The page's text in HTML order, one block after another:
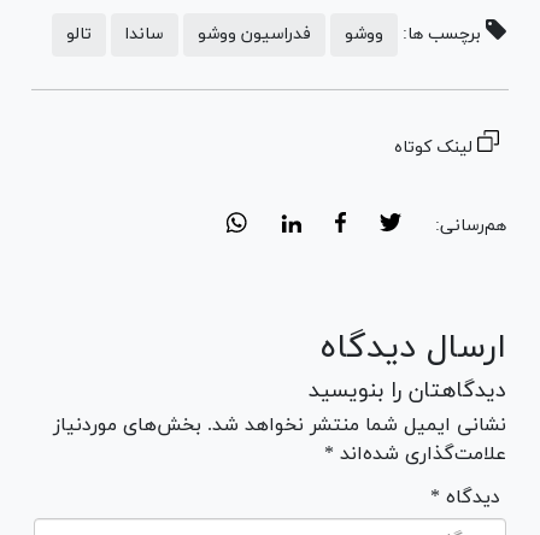
برچسب ها: ووشو فدراسیون ووشو ساندا تالو
لینک کوتاه
هم‌رسانی:
ارسال دیدگاه
دیدگاهتان را بنویسید
نشانی ایمیل شما منتشر نخواهد شد. بخش‌های موردنیاز
علامت‌گذاری شده‌اند *
* دیدگاه